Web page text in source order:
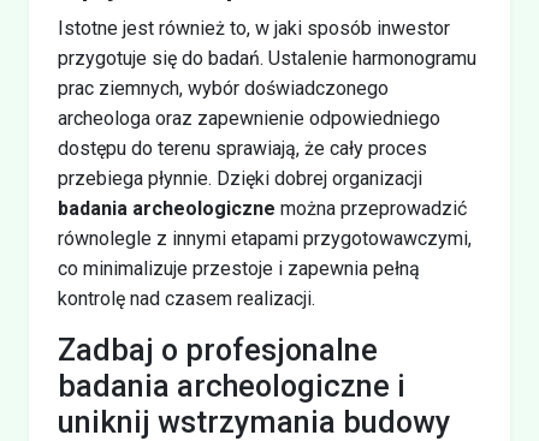
Istotne jest również to, w jaki sposób inwestor
przygotuje się do badań. Ustalenie harmonogramu
prac ziemnych, wybór doświadczonego
archeologa oraz zapewnienie odpowiedniego
dostępu do terenu sprawiają, że cały proces
przebiega płynnie. Dzięki dobrej organizacji
badania archeologiczne można przeprowadzić
równolegle z innymi etapami przygotowawczymi,
co minimalizuje przestoje i zapewnia pełną
kontrolę nad czasem realizacji.
Zadbaj o profesjonalne
badania archeologiczne i
uniknij wstrzymania budowy